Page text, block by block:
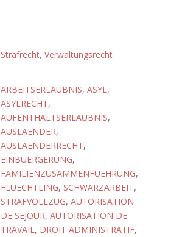
Strafrecht, Verwaltungsrecht
ARBEITSERLAUBNIS, ASYL,
ASYLRECHT,
AUFENTHALTSERLAUBNIS,
AUSLAENDER,
AUSLAENDERRECHT,
EINBUERGERUNG,
FAMILIENZUSAMMENFUEHRUNG,
FLUECHTLING, SCHWARZARBEIT,
STRAFVOLLZUG, AUTORISATION
DE SEJOUR, AUTORISATION DE
TRAVAIL, DROIT ADMINISTRATIF,